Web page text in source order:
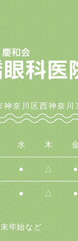
奈川区西神奈川
水 木
● △ ●
● △ ●
年始など